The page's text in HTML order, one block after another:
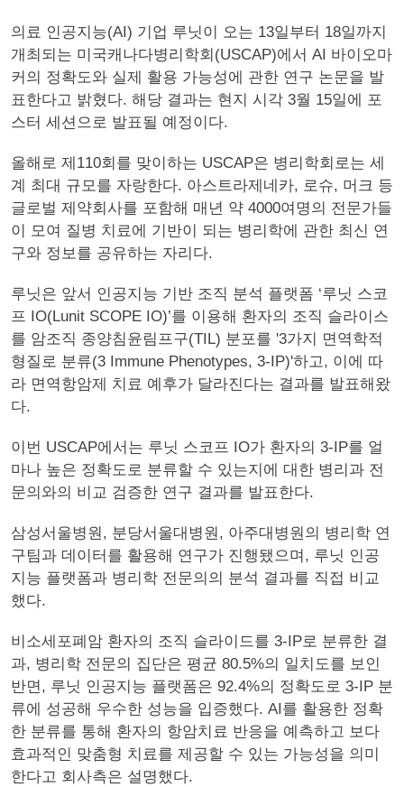
의료 인공지능(AI) 기업 루닛이 오는 13일부터 18일까지
개최되는 미국캐나다병리학회(USCAP)에서 AI 바이오마
커의 정확도와 실제 활용 가능성에 관한 연구 논문을 발
표한다고 밝혔다. 해당 결과는 현지 시각 3월 15일에 포
스터 세션으로 발표될 예정이다.
올해로 제110회를 맞이하는 USCAP은 병리학회로는 세
계 최대 규모를 자랑한다. 아스트라제네카, 로슈, 머크 등
글로벌 제약회사를 포함해 매년 약 4000여명의 전문가들
이 모여 질병 치료에 기반이 되는 병리학에 관한 최신 연
구와 정보를 공유하는 자리다.
루닛은 앞서 인공지능 기반 조직 분석 플랫폼 ‘루닛 스코
프 IO(Lunit SCOPE IO)’를 이용해 환자의 조직 슬라이스
를 암조직 종양침윤림프구(TIL) 분포를 '3가지 면역학적
형질로 분류(3 Immune Phenotypes, 3-IP)'하고, 이에 따
라 면역항암제 치료 예후가 달라진다는 결과를 발표해왔
다.
이번 USCAP에서는 루닛 스코프 IO가 환자의 3-IP를 얼
마나 높은 정확도로 분류할 수 있는지에 대한 병리과 전
문의와의 비교 검증한 연구 결과를 발표한다.
삼성서울병원, 분당서울대병원, 아주대병원의 병리학 연
구팀과 데이터를 활용해 연구가 진행됐으며, 루닛 인공
지능 플랫폼과 병리학 전문의의 분석 결과를 직접 비교
했다.
비소세포폐암 환자의 조직 슬라이드를 3-IP로 분류한 결
과, 병리학 전문의 집단은 평균 80.5%의 일치도를 보인
반면, 루닛 인공지능 플랫폼은 92.4%의 정확도로 3-IP 분
류에 성공해 우수한 성능을 입증했다. AI를 활용한 정확
한 분류를 통해 환자의 항암치료 반응을 예측하고 보다
효과적인 맞춤형 치료를 제공할 수 있는 가능성을 의미
한다고 회사측은 설명했다.